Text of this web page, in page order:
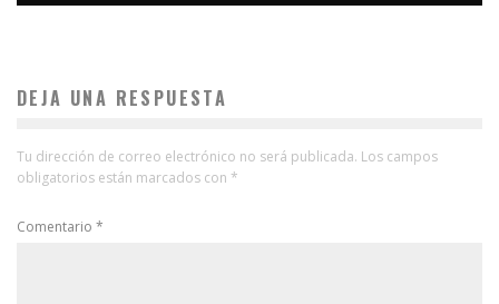
DEJA UNA RESPUESTA
Tu dirección de correo electrónico no será publicada. Los campos
obligatorios están marcados con *
Comentario *